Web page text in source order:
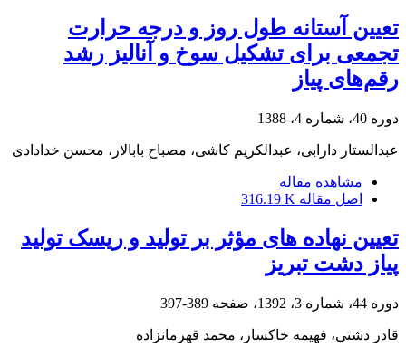
تعیین آستانه طول روز و درجه حرارت
تجمعی برای تشکیل سوخ و آنالیز رشد
رقم‌های پیاز
دوره 40، شماره 4، 1388
عبدالستار دارابی، عبدالکریم کاشی، مصباح بابالار، محسن خدادادی
مشاهده مقاله
اصل مقاله 316.19 K
تعیین نهاده های مؤثر بر تولید و ریسک تولید
پیاز دشت تبریز
دوره 44، شماره 3، 1392، صفحه 389-397
قادر دشتی، فهیمه خاکسار، محمد قهرمانزاده